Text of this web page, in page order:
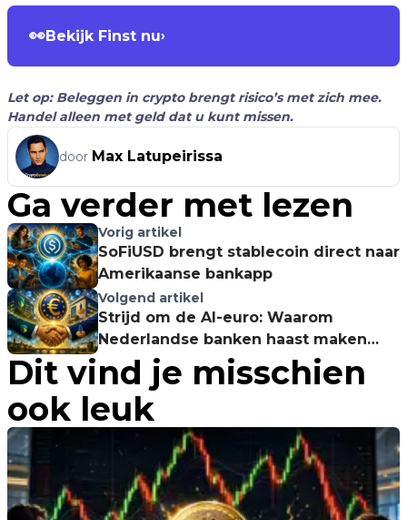
👀Bekijk Finst nu›
Let op: Beleggen in crypto brengt risico’s met zich mee.
Handel alleen met geld dat u kunt missen.
door Max Latupeirissa
Ga verder met lezen
Vorig artikel
SoFiUSD brengt stablecoin direct naar
Amerikaanse bankapp
Volgend artikel
Strijd om de AI-euro: Waarom
Nederlandse banken haast maken
met stablecoins
Dit vind je misschien
ook leuk